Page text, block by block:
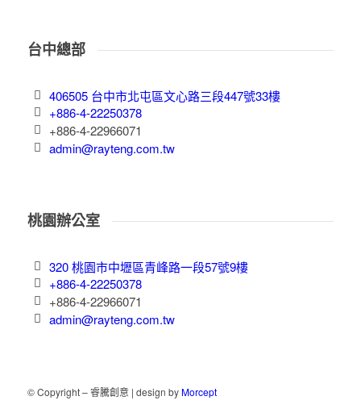
台中總部
406505 台中市北屯區文心路三段447號33樓
+886-4-22250378
+886-4-22966071
admin@rayteng.com.tw
桃園辦公室
320 桃園市中壢區青峰路一段57號9樓
+886-4-22250378
+886-4-22966071
admin@rayteng.com.tw
© Copyright – 睿騰創意 | design byMorcept